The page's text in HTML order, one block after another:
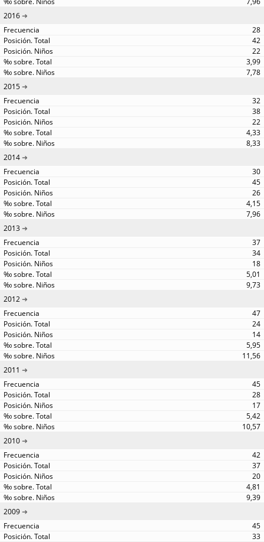
2016
28
42
22
3,99
7,78
2015
32
38
22
4,33
8,33
2014
30
45
26
4,15
7,96
2013
37
34
18
5,01
9,73
2012
47
24
14
5,95
11,56
2011
45
28
17
5,42
10,57
2010
42
37
20
4,81
9,39
2009
45
33